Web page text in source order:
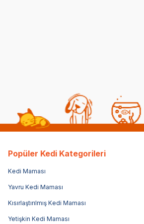
Popüler Kedi Kategorileri
Kedi Maması
Yavru Kedi Maması
Kısırlaştırılmış Kedi Maması
Yetişkin Kedi Maması